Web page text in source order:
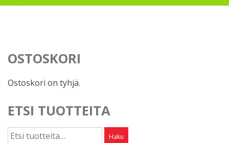
OSTOSKORI
Ostoskori on tyhjä.
ETSI TUOTTEITA
Etsi: Haku